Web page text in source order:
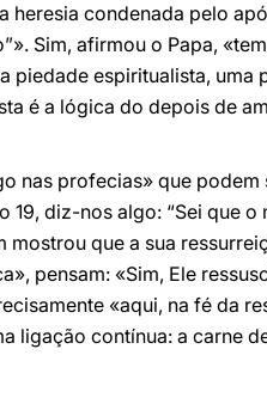
condenada pelo
Sim, afirmou o Papa,
piedade espiritualista, uma
é a lógica do depois de
nas profecias» que
diz-nos algo: “Sei que o
que a sua
pensam: «Sim, Ele
«aqui, na fé da
ligação contínua: a carne